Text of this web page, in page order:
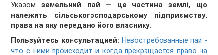
Указомземельний пай — це частина землі, що
належить сільськогосподарському підприємству,
права на яку передано його власнику.
Пользуйтесь консультацией: Невостребованные паи -
что с ними происходит и когда прекращается право на